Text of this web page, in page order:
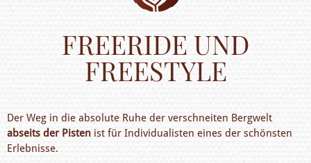
FREERIDE UND
FREESTYLE
Der Weg in die absolute Ruhe der verschneiten Bergwelt
abseits der Pisten ist für Individualisten eines der schönsten
Erlebnisse.